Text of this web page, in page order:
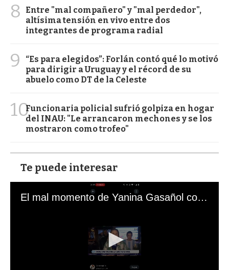
8
Entre "mal compañero" y "mal perdedor",
altísima tensión en vivo entre dos
integrantes de programa radial
9
“Es para elegidos”: Forlán contó qué lo motivó
para dirigir a Uruguay y el récord de su
abuelo como DT de la Celeste
10Funcionaria policial sufrió golpiza en hogar
del INAU: "Le arrancaron mechones y se los
mostraron como trofeo"
Te puede interesar
El mal momento de Yanina Gasañol con un hincha argentino en "Subrayado"